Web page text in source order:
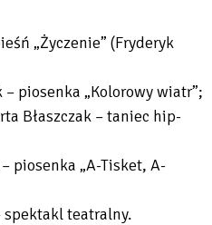
„Życzenie” (Fryderyk
piosenka „Kolorowy wiatr”;
Błaszczak – taniec hip-
piosenka „A-Tisket, A-
spektakl teatralny.